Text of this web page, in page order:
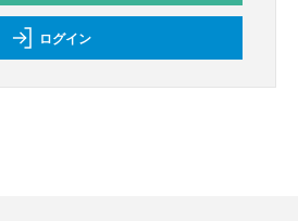
ログイン